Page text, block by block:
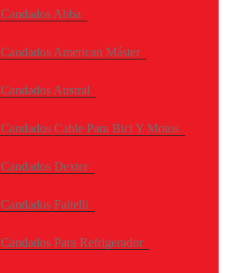
Candados Abba
Candados American Máster
Candados Austral
Candados Cable Para Bici Y Motos
Candados Dexter
Candados Faitelli
Candados Para Refrigerador